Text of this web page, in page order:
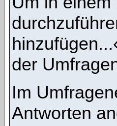
der
Im
Antworten